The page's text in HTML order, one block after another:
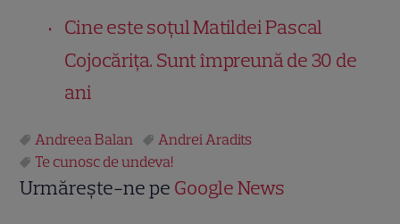
Cine este soțul Matildei Pascal
Cojocărița. Sunt împreună de 30 de
ani
Andreea Balan
Andrei Aradits
Te cunosc de undeva!
Urmărește-ne pe Google News